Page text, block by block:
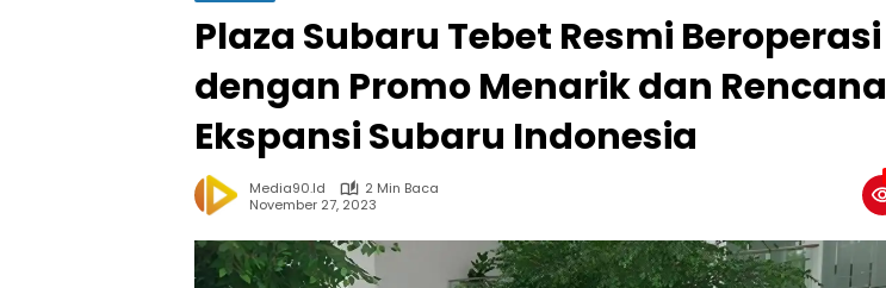
Plaza Subaru Tebet Resmi Beroperasi
dengan Promo Menarik dan Rencana
Ekspansi Subaru Indonesia
Media90.id
2 Min Baca
November 27, 2023